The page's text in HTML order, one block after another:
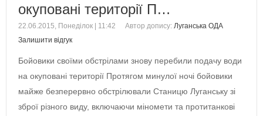
окуповані території П…
22.06.2015, Понеділок | 11:42 Автор допису: Луганська ОДА
Залишити відгук
Бойовики своїми обстрілами знову перебили подачу води
на окуповані території Протягом минулої ночі бойовики
майже безперервно обстрілювали Станицю Луганську зі
зброї різного виду, включаючи міномети та протитанкові